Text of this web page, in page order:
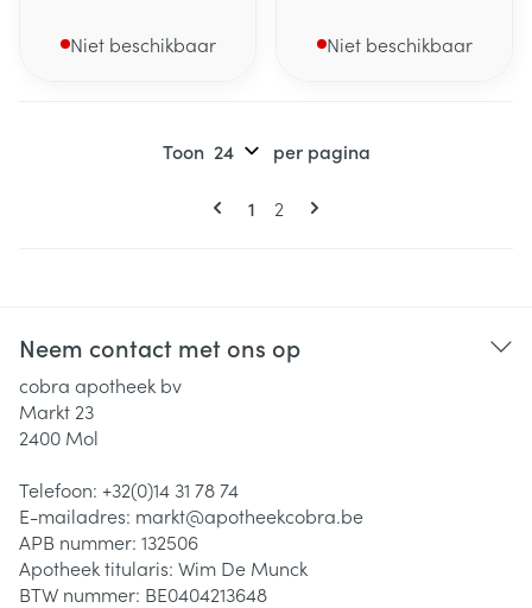
Niet beschikbaar Niet beschikbaar
Pagina's
U lees momenteel pagina
1 Pagina
2
Toon per pagina
Neem contact met ons op
cobra apotheek bv
Markt 23
2400 Mol
Telefoon: +32(0)14 31 78 74
E-mailadres: markt@apotheekcobra.be
APB nummer: 132506
Apotheek titularis: Wim De Munck
BTW nummer: BE0404213648